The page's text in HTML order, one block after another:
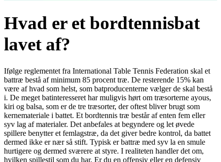
Hvad er et bordtennisbat
lavet af?
Ifølge reglementet fra International Table Tennis Federation skal et
battræ bestå af minimum 85 procent træ. De resterende 15% kan
være af hvad som helst, som batproducenterne vælger de skal bestå
i. De meget batinteresseret har muligvis hørt om træsorterne ayous,
kiri og balsa, som er de tre træsorter, der oftest bliver brugt som
kernemateriale i battet. Et bordtennis træ består af enten fem eller
syv lag af materialer. Det anbefales at begyndere og let øvede
spillere benytter et femlagstræ, da det giver bedre kontrol, da battet
dermed ikke er nær så stift. Typisk er battræ med syv la en smule
hurtigere og dermed sværere at styre. I realiteten handler det om,
hvilken spillestil som du har. Er du en offensiv eller en defensiv